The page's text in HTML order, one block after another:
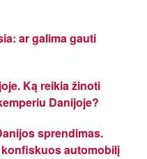
ar galima gauti
Ką reikia žinoti
Danijoje?
sprendimas.
automobilį